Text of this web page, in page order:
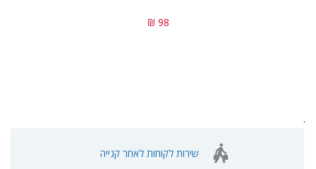
98 ₪
.
שירות לקוחות לאחר קנייה